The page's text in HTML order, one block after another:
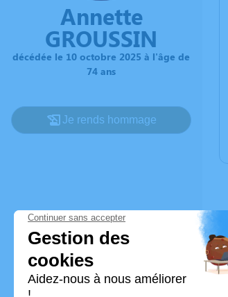
Annette
GROUSSIN
décédée le 10 octobre 2025 à l'âge de
74 ans
Je rends hommage